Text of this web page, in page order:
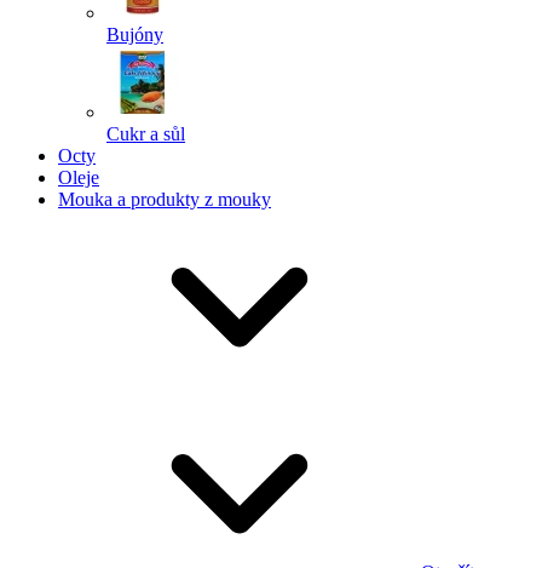
Bujóny
Cukr a sůl
Octy
Oleje
Mouka a produkty z mouky
Powered by chaterimo